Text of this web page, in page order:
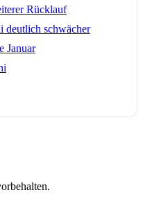
Rücklauf
deutlich schwächer
Januar